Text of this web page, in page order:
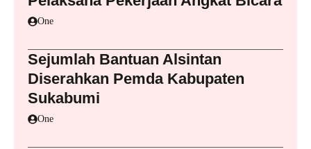
One
Sejumlah Bantuan Alsintan
Diserahkan Pemda Kabupaten
Sukabumi
One